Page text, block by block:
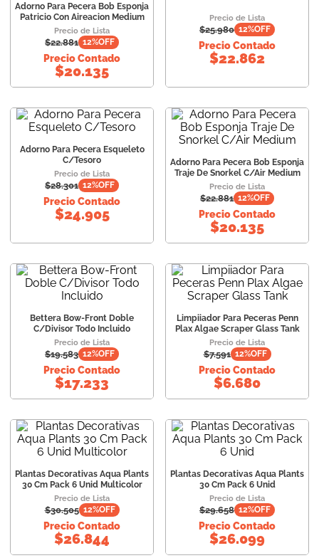
Adorno Para Pecera Bob Esponja
Patricio Con Aireacion Medium
Precio de Lista
$22.881 12%OFF
Precio Contado
$20.135
Precio de Lista
$25.980 12%OFF
Precio Contado
$22.862
Adorno Para Pecera Esqueleto
C/Tesoro
Precio de Lista
$28.301 12%OFF
Precio Contado
$24.905
Adorno Para Pecera Bob Esponja
Traje De Snorkel C/Air Medium
Precio de Lista
$22.881 12%OFF
Precio Contado
$20.135
Bettera Bow-Front Doble
C/Divisor Todo Incluido
Precio de Lista
$19.583 12%OFF
Precio Contado
$17.233
Limpiiador Para Peceras Penn
Plax Algae Scraper Glass Tank
Precio de Lista
$7.591 12%OFF
Precio Contado
$6.680
Plantas Decorativas Aqua Plants
30 Cm Pack 6 Unid Multicolor
Precio de Lista
$30.505 12%OFF
Precio Contado
$26.844
Plantas Decorativas Aqua Plants
30 Cm Pack 6 Unid
Precio de Lista
$29.658 12%OFF
Precio Contado
$26.099
8.
fawna
9.
creamy
10. vital can